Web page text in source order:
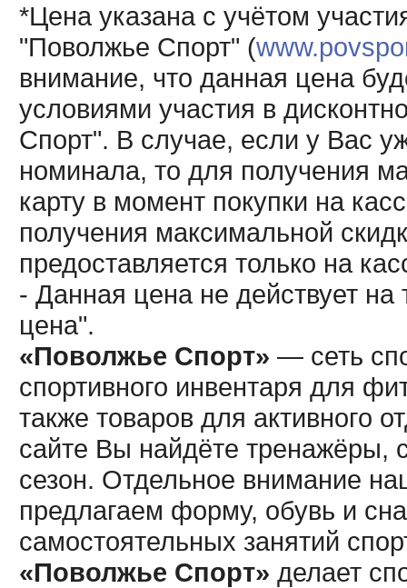
*Цена указана с учётом
"Поволжье Спорт" (
внимание, что данная цена
условиями участия в
Спорт". В случае, если у Вас
номинала, то для получения
карту в момент покупки на
получения максимальной
предоставляется только на
- Данная цена не действует
цена".
«Поволжье Спорт» — сеть
спортивного инвентаря для
также товаров для активного
сайте Вы найдёте тренажёры,
сезон. Отдельное внимание
предлагаем форму, обувь и
самостоятельных занятий
«Поволжье Спорт» делает